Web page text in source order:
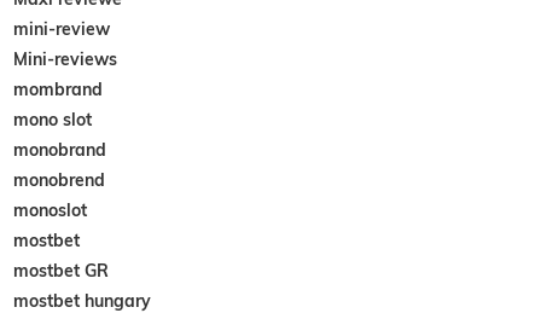
mini-review
Mini-reviews
mombrand
mono slot
monobrand
monobrend
monoslot
mostbet
mostbet GR
mostbet hungary